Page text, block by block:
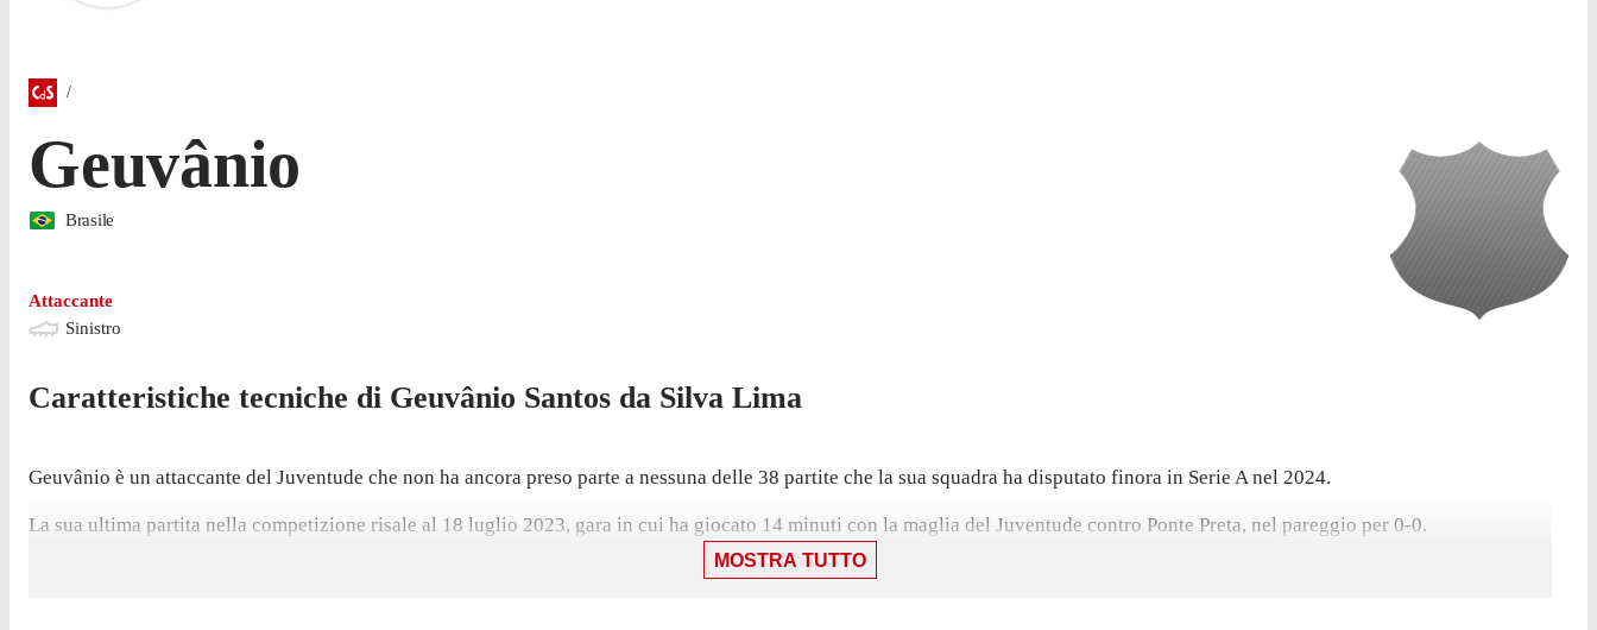
Geuvânio
Brasile
Attaccante
Sinistro
Caratteristiche tecniche di Geuvânio Santos da Silva Lima
Geuvânio è un attaccante del Juventude che non ha ancora preso parte a nessuna delle 38 partite che la sua squadra ha disputato finora in Serie A nel 2024.
La sua ultima partita nella competizione risale al 18 luglio 2023, gara in cui ha giocato 14 minuti con la maglia del Juventude contro Ponte Preta, nel pareggio per 0-0.
MOSTRA TUTTO